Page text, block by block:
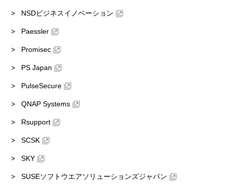
NSDビジネスイノベーション
Paessler
Promisec
PS Japan
PulseSecure
QNAP Systems
Rsupport
SCSK
SKY
SUSEソフトウエアソリューションズジャパン